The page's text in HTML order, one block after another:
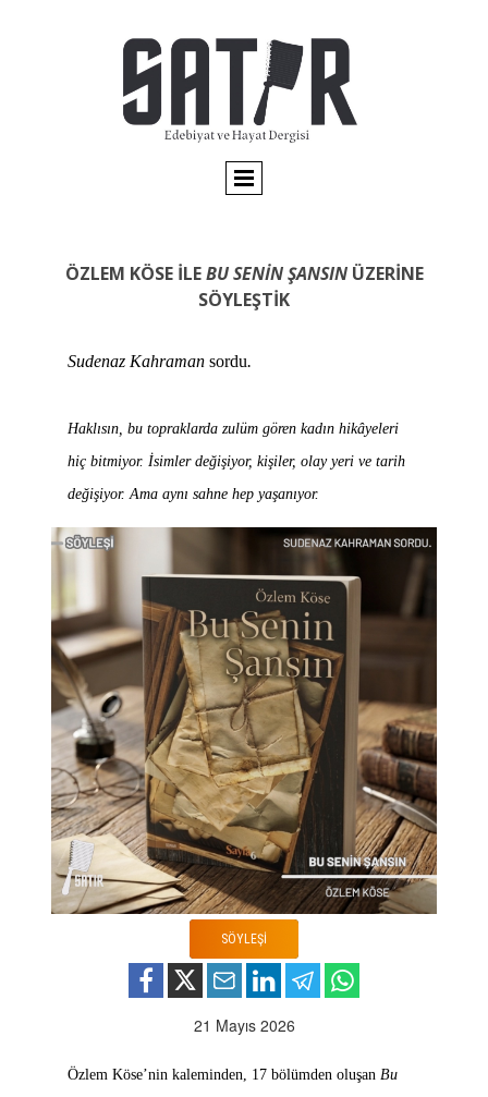
ÖZLEM KÖSE İLEBU SENİN ŞANSINÜZERİNE
SÖYLEŞTİK
Sudenaz Kahraman sordu.
Haklısın, bu topraklarda zulüm gören kadın hikâyeleri
hiç bitmiyor. İsimler değişiyor, kişiler, olay yeri ve tarih
değişiyor. Ama aynı sahne hep yaşanıyor.
SÖYLEŞİ
21 Mayıs 2026
Özlem Köse’nin kaleminden, 17 bölümden oluşan Bu